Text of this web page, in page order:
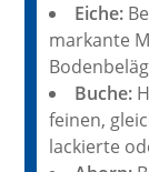
Eiche:
markante
Buche:
feinen,
lackierte